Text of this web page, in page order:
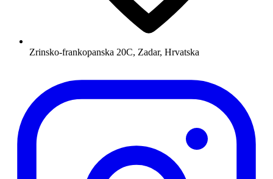
Zrinsko-frankopanska 20C, Zadar, Hrvatska